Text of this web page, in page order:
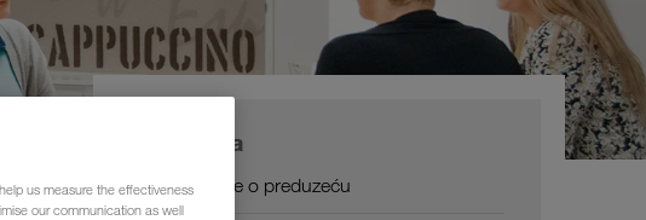
O nama
Informacije o preduzeću
us measure the effectiveness
our communication as well